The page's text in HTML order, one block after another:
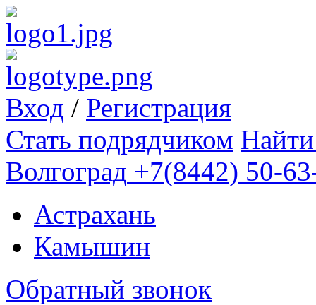
Вход / Регистрация
Стать подрядчиком
Волгоград +7(8442) 50-
Астрахань
Камышин
Обратный звонок